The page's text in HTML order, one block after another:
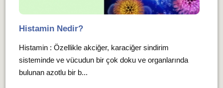
Histamin Nedir?
Histamin : Özellikle akciğer, karaciğer sindirim
sisteminde ve vücudun bir çok doku ve organlarında
bulunan azotlu bir b...